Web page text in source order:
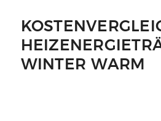
WINTER WARM